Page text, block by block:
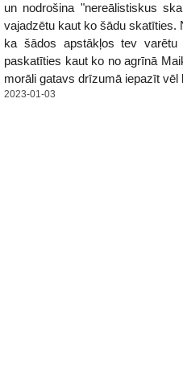
un nodrošina "nereālistiskus
vajadzētu kaut ko šādu skatīties.
ka šādos apstākļos tev
paskatīties kaut ko no agrīnā
morāli gatavs drīzumā iepazīt vēl
2023-01-03